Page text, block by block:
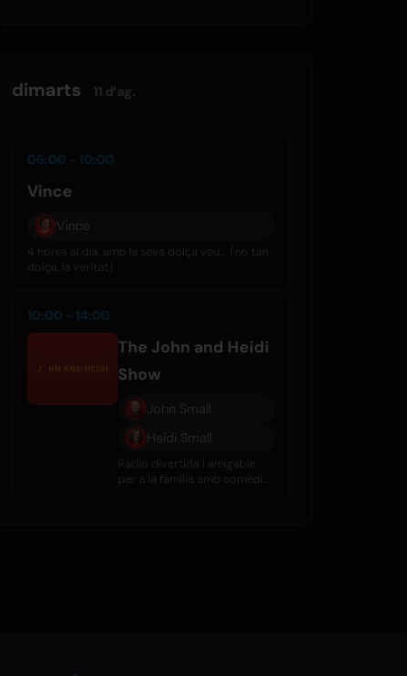
dimarts 11 d’ag.
06:00 - 10:00
Vince
Vince
4 hores al dia, amb la seva dolça veu... (no tan
dolça, la veritat)
10:00 - 14:00
The John and Heidi
Show
John Small
Heidi Small
Ràdio divertida i amigable
per a la família amb comèdia,